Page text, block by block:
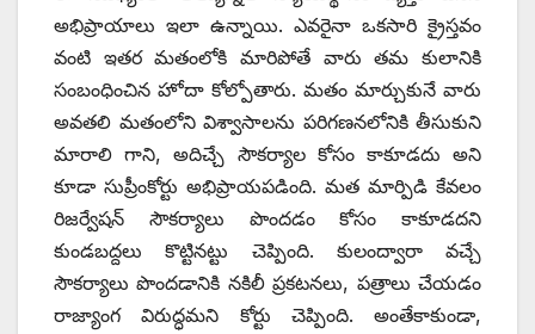
అభిప్రాయాలు ఇలా ఉన్నాయి. ఎవరైనా ఒకసారి క్రైస్తవం
వంటి ఇతర మతంలోకి మారిపోతే వారు తమ కులానికి
సంబంధించిన హోదా కోల్పోతారు. మతం మార్చుకునే వారు
అవతలి మతంలోని విశ్వాసాలను పరిగణనలోనికి తీసుకుని
మారాలి గాని, అదిచ్చే సౌకర్యాల కోసం కాకూడదు అని
కూడా సుప్రీంకోర్టు అభిప్రాయపడింది. మత మార్పిడి కేవలం
రిజర్వేషన్‌ ‌సౌకర్యాలు పొందడం కోసం కాకూడదని
కుండబద్దలు కొట్టినట్టు చెప్పింది. కులంద్వారా వచ్చే
సౌకర్యాలు పొందడానికి నకిలీ ప్రకటనలు, పత్రాలు చేయడం
రాజ్యాంగ విరుద్ధమని కోర్టు చెప్పింది. అంతేకాకుండా,